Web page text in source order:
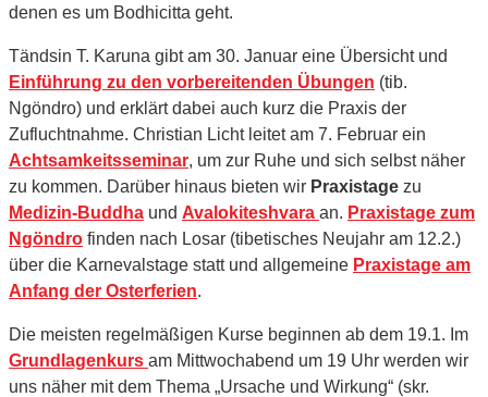
denen es um Bodhicitta geht.
Tändsin T. Karuna gibt am 30. Januar eine Übersicht und
Einführung zu den vorbereitenden Übungen (tib.
Ngöndro) und erklärt dabei auch kurz die Praxis der
Zufluchtnahme. Christian Licht leitet am 7. Februar ein
Achtsamkeitsseminar, um zur Ruhe und sich selbst näher
zu kommen. Darüber hinaus bieten wir Praxistage zu
Medizin-Buddha und Avalokiteshvara an. Praxistage zum
Ngöndro finden nach Losar (tibetisches Neujahr am 12.2.)
über die Karnevalstage statt und allgemeine Praxistage am
Anfang der Osterferien.
Die meisten regelmäßigen Kurse beginnen ab dem 19.1. Im
Grundlagenkurs am Mittwochabend um 19 Uhr werden wir
uns näher mit dem Thema „Ursache und Wirkung“ (skr.